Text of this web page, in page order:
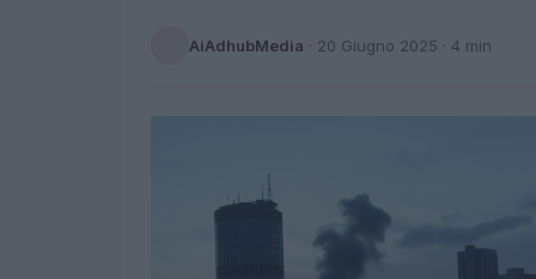
AiAdhubMedia · 20 Giugno 2025 · 4 min